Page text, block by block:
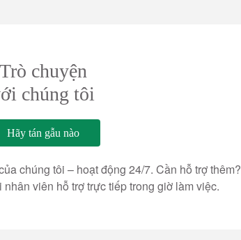
Trò chuyện
chúng tôi
Hãy tán gẫu nào
chúng tôi – hoạt động 24/7. Cần hỗ trợ thêm?
viên hỗ trợ trực tiếp trong giờ làm việc.